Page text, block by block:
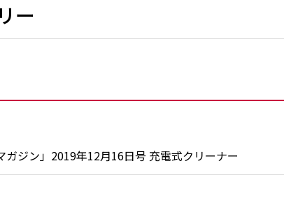
ー
ガジン」2019年12月16日号 充電式クリーナー